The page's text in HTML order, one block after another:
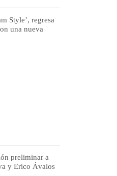
Style’, regresa
una nueva
preliminar a
y Erico Ávalos